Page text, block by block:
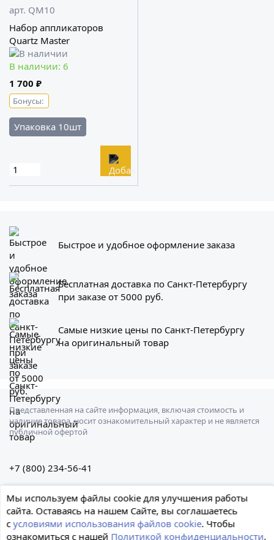
арт. QM10
Набор аппликаторов
Quartz Master
В наличии: 6
1 700 ₽
Бонусы:
Упаковка 10шт
Быстрое и удобное оформление заказа
Бесплатная доставка по Санкт-Петербургу
при заказе от 5000 руб.
Самые низкие цены по Санкт-Петербургу
на оригинальный товар
Представленная на сайте информация, включая стоимость и
наличие товара, носит ознакомительный характер и не является
публичной офертой
+7 (800) 234-56-41
Санкт-Петербург, Штурманская ул., 3
Мы используем файлы cookie для улучшения работы
сайта. Оставаясь на нашем Сайте, вы соглашаетесь
сусловиями использования файлов cookie. Чтобы
ознакомиться с нашей Политикой конфиденциальности,